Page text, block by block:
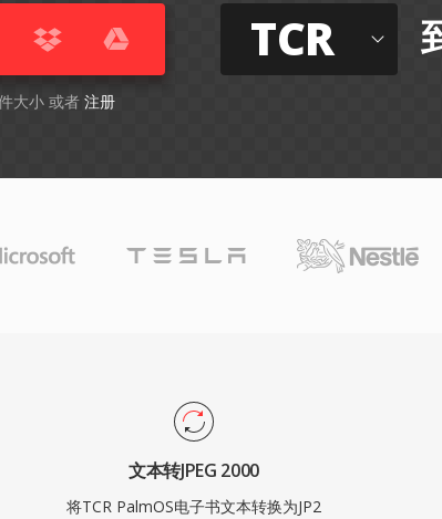
大小 或者 注册
TCR
文本转JPEG 2000
将TCR PalmOS电子书文本转换为JP2